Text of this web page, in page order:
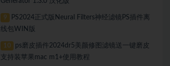
9
PS2024正式版Neural Filters神经滤镜PS插件离
线包WIN版
10
ps磨皮插件2024dr5美颜修图滤镜送一键磨皮
支持装苹果mac m1+使用教程